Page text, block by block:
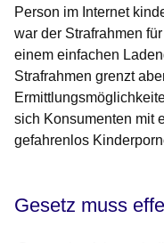
Person im Internet
war der Strafrahmen
einem einfachen
Strafrahmen grenzt
sich Konsumenten mit
gefahrenlos
Gesetz muss